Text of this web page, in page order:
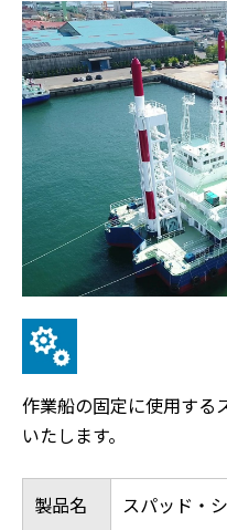
作業船の固定に使用する
いたします。
製品名
スパッド・